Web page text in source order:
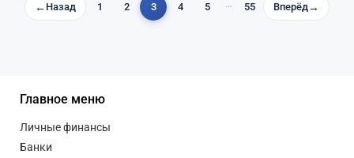
← Назад 1 2 3 4 5 ··· 55 Вперёд→
Главное меню
Личные финансы
Банки